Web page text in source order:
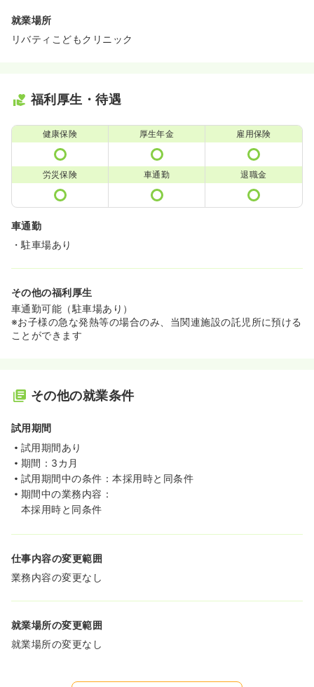
就業場所
リバティこどもクリニック
福利厚生・待遇
健康保険 厚生年金 雇用保険
労災保険 車通勤 退職金
車通勤
・駐車場あり
その他の福利厚生
車通勤可能（駐車場あり）
※お子様の急な発熱等の場合のみ、当関連施設の託児所に預ける
ことができます
その他の就業条件
試用期間
試用期間あり
期間：3カ月
試用期間中の条件：本採用時と同条件
期間中の業務内容：
本採用時と同条件
仕事内容の変更範囲
業務内容の変更なし
就業場所の変更範囲
就業場所の変更なし